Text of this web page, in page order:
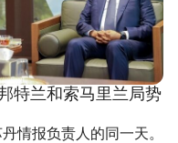
特兰和索马里兰局势
情报负责人的同一天。